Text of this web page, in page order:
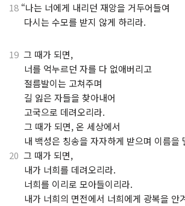
18 “나는 너에게 내리던 재앙을 거두어들여
다시는 수모를 받지 않게 하리라.
19 그 때가 되면,
너를 억누르던 자를 다 없애버리고
절름발이는 고쳐주며
길 잃은 자들을 찾아내어
고국으로 데려오리라.
그 때가 되면, 온 세상에서
내 백성은 칭송을 자자하게 받으며 이름을
20 그 때가 되면,
내가 너희를 데려오리라.
너희를 이리로 모아들이리라.
내가 너희의 면전에서 너희에게 광복을 안